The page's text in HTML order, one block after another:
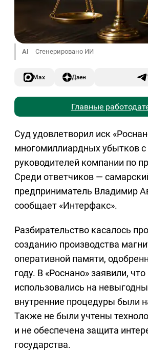
AI Сгенерировано ИИ
Max Дзен
Главные
Суд удовлетворил иск
многомиллиардных убытков
руководителей компании по
Среди ответчиков —
предприниматель Владимир
сообщает «Интерфакс».
Разбирательство касалось
созданию производства
оперативной памяти,
году. В «Роснано» заявили,
использовались на
внутренние процедуры были
Также не были учтены
и не обеспечена защита
государства.